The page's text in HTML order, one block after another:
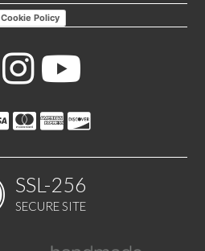
Cookie Policy
SSL-256
SECURE SITE